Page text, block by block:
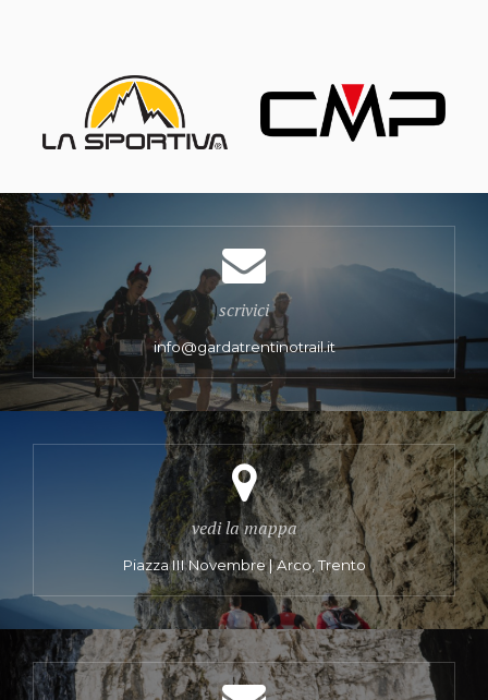
scrivici
info@gardatrentinotrail.it
vedi la mappa
Piazza III Novembre | Arco, Trento